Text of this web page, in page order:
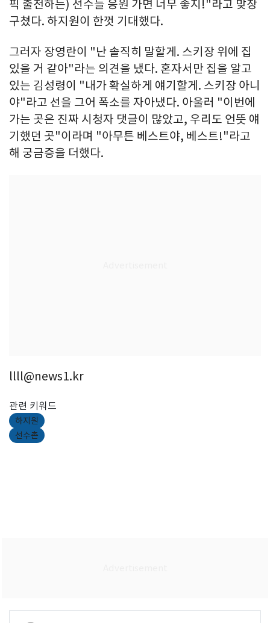
픽 출전하는) 선수들 응원 가면 너무 좋지!"라고 맞장
구쳤다. 하지원이 한껏 기대했다.
그러자 장영란이 "난 솔직히 말할게. 스키장 위에 집
있을 거 같아"라는 의견을 냈다. 혼자서만 집을 알고
있는 김성령이 "내가 확실하게 얘기할게. 스키장 아니
야"라고 선을 그어 폭소를 자아냈다. 아울러 "이번에
가는 곳은 진짜 시청자 댓글이 많았고, 우리도 언뜻 얘
기했던 곳"이라며 "아무튼 베스트야, 베스트!"라고
해 궁금증을 더했다.
llll@news1.kr
관련 키워드
하지원
선수촌